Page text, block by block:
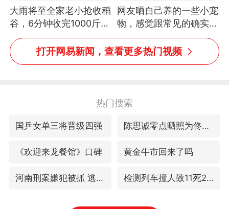
大雨将至全家老小抢收稻
谷，6分钟收完1000斤，
没有一个人掉链子
网友晒自己养的一些小宠
物，感觉跟常见的确实有
些不一样
打开网易新闻，查看更多热门视频
热门搜索
国乒女单三将晋级四强 陈思诚零点晒照为佟丽娅庆生
《欢迎来龙餐馆》口碑 黄金牛市回来了吗
河南刑案嫌犯被抓 逃窜时伤害多人 检测列车撞人致11死2伤 涉事单位被罚